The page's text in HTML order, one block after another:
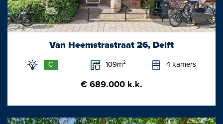
- Gezien het bouwjaar zal er een materialen- en
ouderdomsclausule in de
Uw aankoopmakelaar komt op voor uw belang en bespaart u
tijd, geld en zorgen.
Van Heemstrastraat 26, Delft
C 109m² 4 kamers
€ 689.000 k.k.